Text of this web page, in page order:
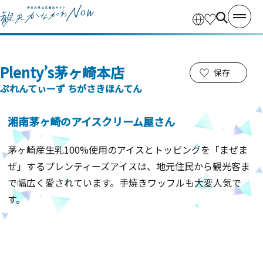
Plenty’s茅ヶ崎本店
ぷれんてぃーず ちがさきほんてん
保存
湘南茅ヶ崎のアイスクリーム屋さん
茅ヶ崎産生乳100%使用のアイスとトッピングを「まぜま
ぜ」するプレンティーズアイスは、地元住民から観光客ま
で幅広く愛されています。手焼きワッフルも大変人気で
す。